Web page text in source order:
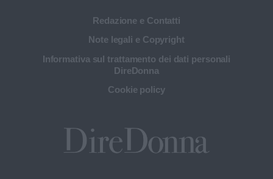
Redazione e Contatti
Note legali e Copyright
Informativa sul trattamento dei dati personali
DireDonna
Cookie policy